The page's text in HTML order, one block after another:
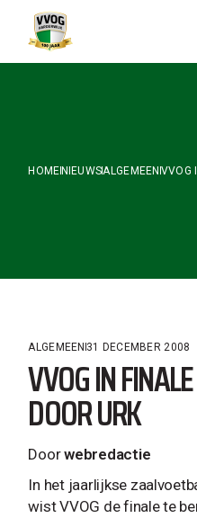
content
HOME NIEUWSALGEMEEN VVOG
ALGEMEEN 31 DECEMBER 2008
VVOG IN
DOOR URK
Doorwebredactie
In het jaarlijkse
wist VVOG de finale te